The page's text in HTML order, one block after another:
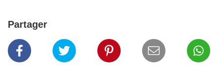
Partager